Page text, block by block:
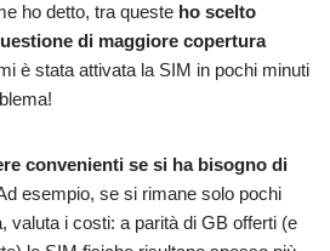
ho detto, tra queste ho scelto
di maggiore copertura
è stata attivata la SIM in pochi minuti
convenienti se si ha bisogno di
esempio, se si rimane solo pochi
valuta i costi: a parità di GB offerti (e